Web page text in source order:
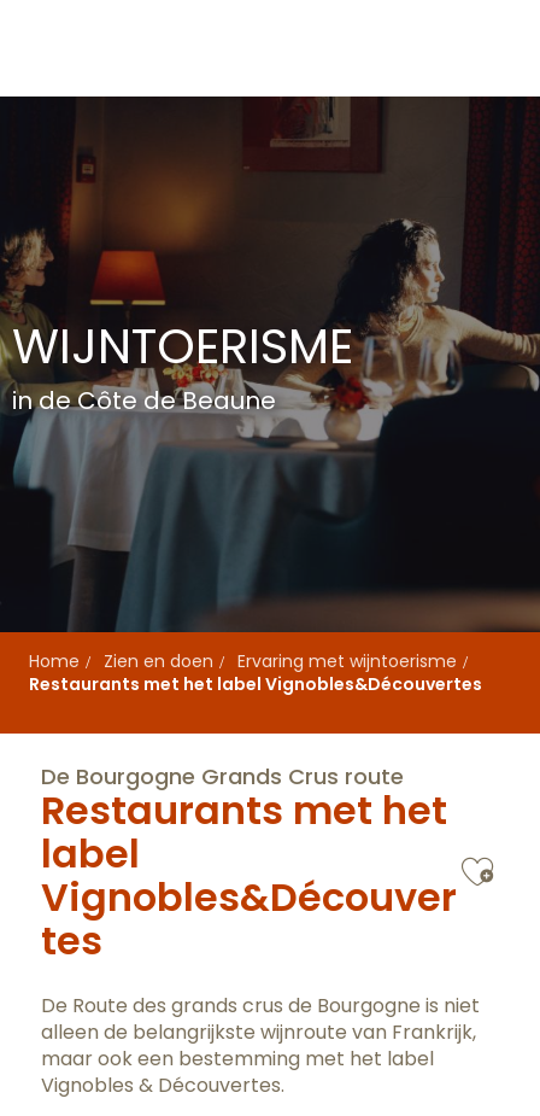
WIJNTOERISME
in de Côte de Beaune
Home Zien en doen
Ervaring met wijntoerisme
Restaurants met het label Vignobles&Découvertes
De Bourgogne Grands Crus route
Restaurants met het
label
Vignobles&Découver
tes
De Route des grands crus de Bourgogne is niet
alleen de belangrijkste wijnroute van Frankrijk,
maar ook een bestemming met het label
Vignobles & Découvertes.